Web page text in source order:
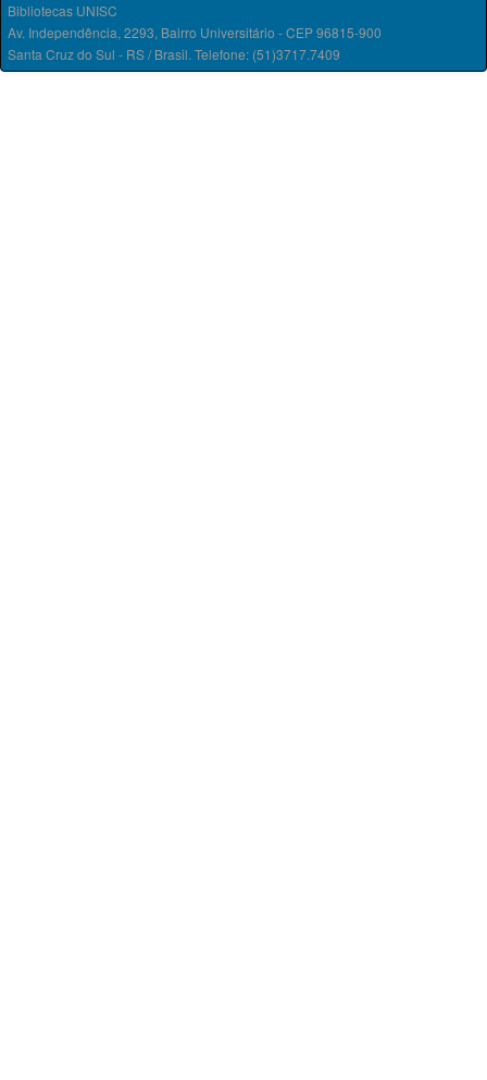
Bibliotecas UNISC
Av. Independência, 2293, Bairro Universitário - CEP 96815-900
Santa Cruz do Sul - RS / Brasil. Telefone: (51)3717.7409